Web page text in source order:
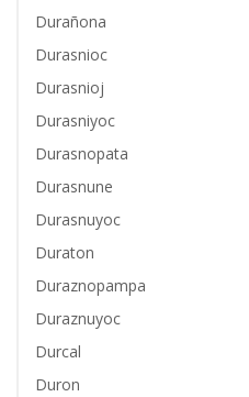
Durañona
Durasnioc
Durasnioj
Durasniyoc
Durasnopata
Durasnune
Durasnuyoc
Duraton
Duraznopampa
Duraznuyoc
Durcal
Duron